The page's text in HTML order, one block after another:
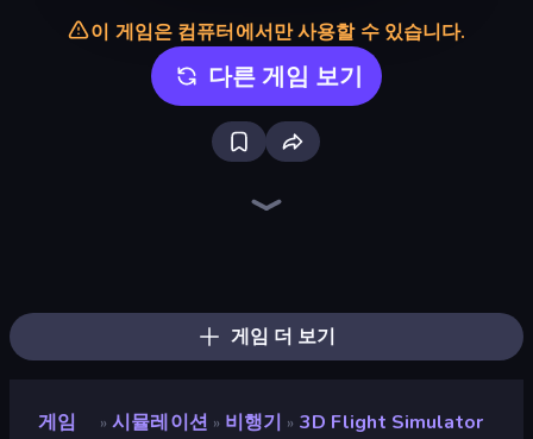
이 게임은 컴퓨터에서만 사용할 수 있습니다.
다른 게임 보기
게임 더 보기
게임 » 시뮬레이션 » 비행기 » 3D Flight Simulator